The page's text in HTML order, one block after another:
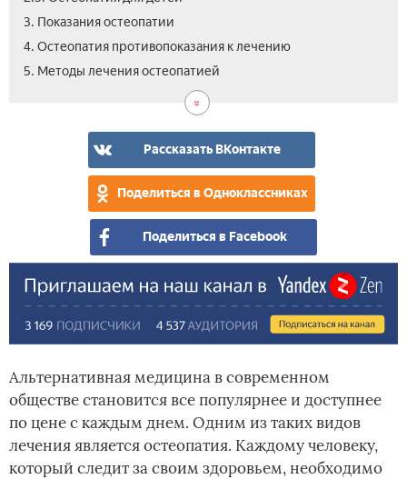
3. Показания остеопатии
4. Остеопатия противопоказания к лечению
5. Методы лечения остеопатией
Рассказать ВКонтакте
Поделиться в Одноклассниках
Поделиться в Facebook
Альтернативная медицина в современном
обществе становится все популярнее и доступнее
по цене с каждым днем. Одним из таких видов
лечения является остеопатия. Каждому человеку,
который следит за своим здоровьем, необходимо